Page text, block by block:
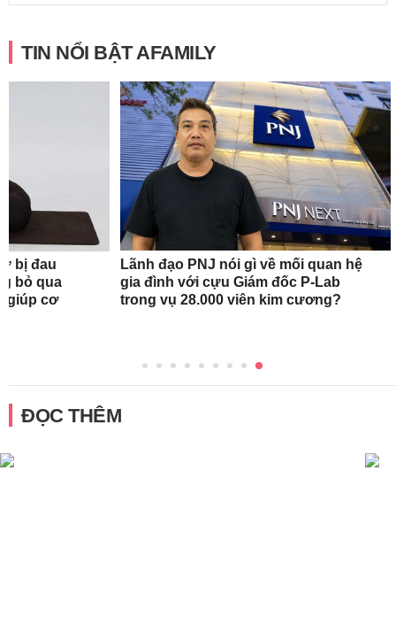
TIN NỔI BẬT AFAMILY
bị đau
bỏ qua
giúp cơ
Lãnh đạo PNJ nói gì về mối quan hệ
gia đình với cựu Giám đốc P-Lab
trong vụ 28.000 viên kim cương?
ĐỌC THÊM